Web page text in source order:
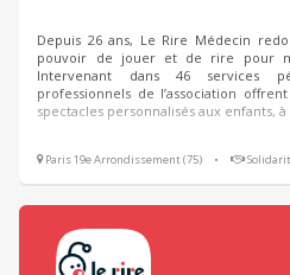
Depuis 26 ans, Le Rire Médecin
pouvoir de jouer et de rire pour
Intervenant dans 46 services
professionnels de l’association
spectacles personnalisés aux enfants,
Paris 19e Arrondissement (75) •